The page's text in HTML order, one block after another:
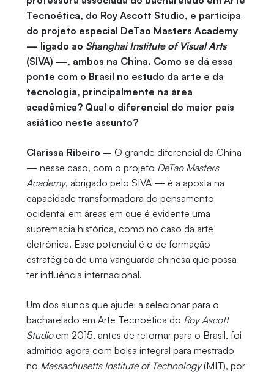
Tecnoética, do Roy Ascott Studio, e participa
do projeto especial DeTao Masters Academy
— ligado ao Shanghai Institute of Visual Arts
(SIVA) —, ambos na China. Como se dá essa
ponte com o Brasil no estudo da arte e da
tecnologia, principalmente na área
acadêmica? Qual o diferencial do maior país
asiático neste assunto?
Clarissa Ribeiro – O grande diferencial da China
— nesse caso, com o projeto DeTao Masters
Academy, abrigado pelo SIVA — é a aposta na
capacidade transformadora do pensamento
ocidental em áreas em que é evidente uma
supremacia histórica, como no caso da arte
eletrônica. Esse potencial é o de formação
estratégica de uma vanguarda chinesa que possa
ter influência internacional.
Um dos alunos que ajudei a selecionar para o
bacharelado em Arte Tecnoética do Roy Ascott
Studioem 2015, antes de retornar para o Brasil, foi
admitido agora com bolsa integral para mestrado
no Massachusetts Institute of Technology(MIT), por